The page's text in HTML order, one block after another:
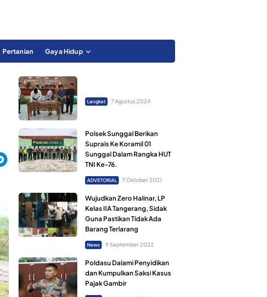
Pertanian Gaya Hidup
Langkat 7 Agustus 2024
Polsek Sunggal Berikan
Suprais Ke Koramil 01
Sunggal Dalam Rangka HUT
TNI Ke-76.
ADVETORIAL 7 Oktober 2021
Wujudkan Zero Halinar, LP
Kelas IIA Tangerang, Sidak
Guna Pastikan Tidak Ada
Barang Terlarang
News 9 September 2022
Poldasu Dalami Penyidikan
dan Kumpulkan Saksi Kasus
Pajak Gambir